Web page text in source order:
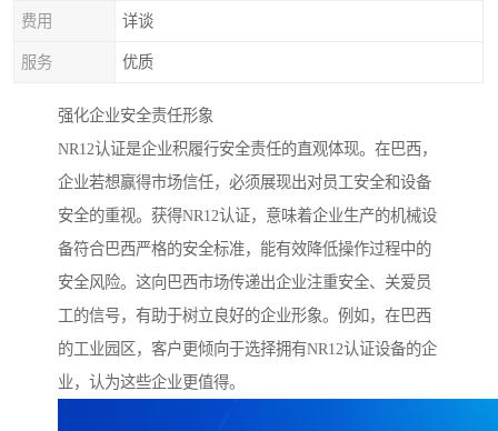
费用 详谈
服务 优质
强化企业安全责任形象
NR12认证是企业积履行安全责任的直观体现。在巴西，
企业若想赢得市场信任，必须展现出对员工安全和设备
安全的重视。获得NR12认证，意味着企业生产的机械设
备符合巴西严格的安全标准，能有效降低操作过程中的
安全风险。这向巴西市场传递出企业注重安全、关爱员
工的信号，有助于树立良好的企业形象。例如，在巴西
的工业园区，客户更倾向于选择拥有NR12认证设备的企
业，认为这些企业更值得。